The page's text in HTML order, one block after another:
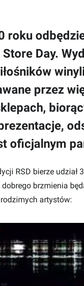
roku
Day.
przez
oficjalnym
RSD bierze
dobrego brzmienia
artystów: